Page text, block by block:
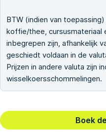
BTW (indien van
koffie/thee, cursusmateriaal
inbegrepen zijn, afhankelijk
geschiedt voldaan in de
Prijzen in andere valuta zijn
wisselkoersschommelingen.
Boek